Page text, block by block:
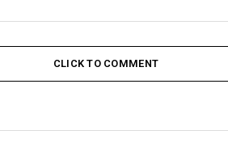
CLICK TO COMMENT